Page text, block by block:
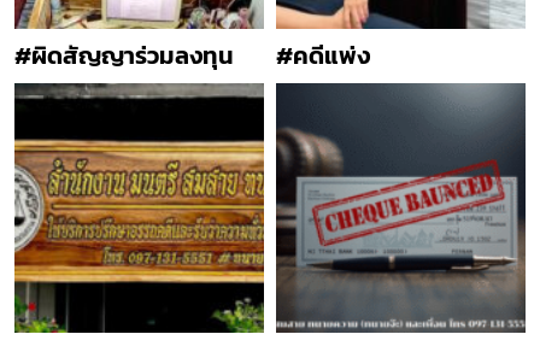
#ผิดสัญญาร่วมลงทุน #คดีแพ่ง